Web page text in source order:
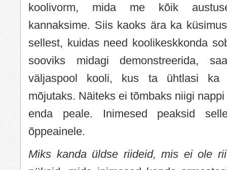
koolivorm, mida me kõik
kannaksime. Siis kaoks ära ka
sellest, kuidas need koolikeskkonda
sooviks midagi demonstreerida,
väljaspool kooli, kus ta ühtlasi ka
mõjutaks. Näiteks ei tõmbaks niigi
enda peale. Inimesed peaksid
õppeainele.
Miks kanda üldse riideid, mis ei ole